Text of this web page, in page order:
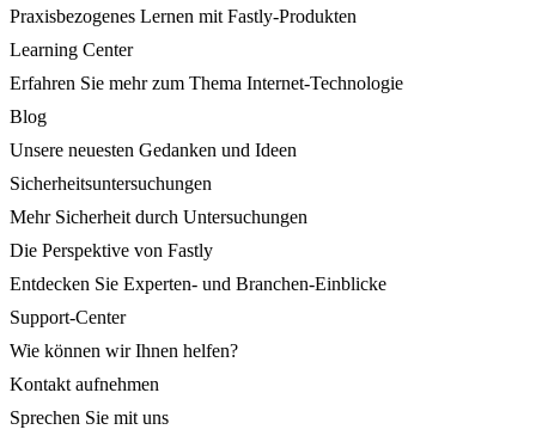
Praxisbezogenes Lernen mit Fastly-Produkten
Learning Center
Erfahren Sie mehr zum Thema Internet-Technologie
Blog
Unsere neuesten Gedanken und Ideen
Sicherheitsuntersuchungen
Mehr Sicherheit durch Untersuchungen
Die Perspektive von Fastly
Entdecken Sie Experten- und Branchen-Einblicke
Support-Center
Wie können wir Ihnen helfen?
Kontakt aufnehmen
Sprechen Sie mit uns